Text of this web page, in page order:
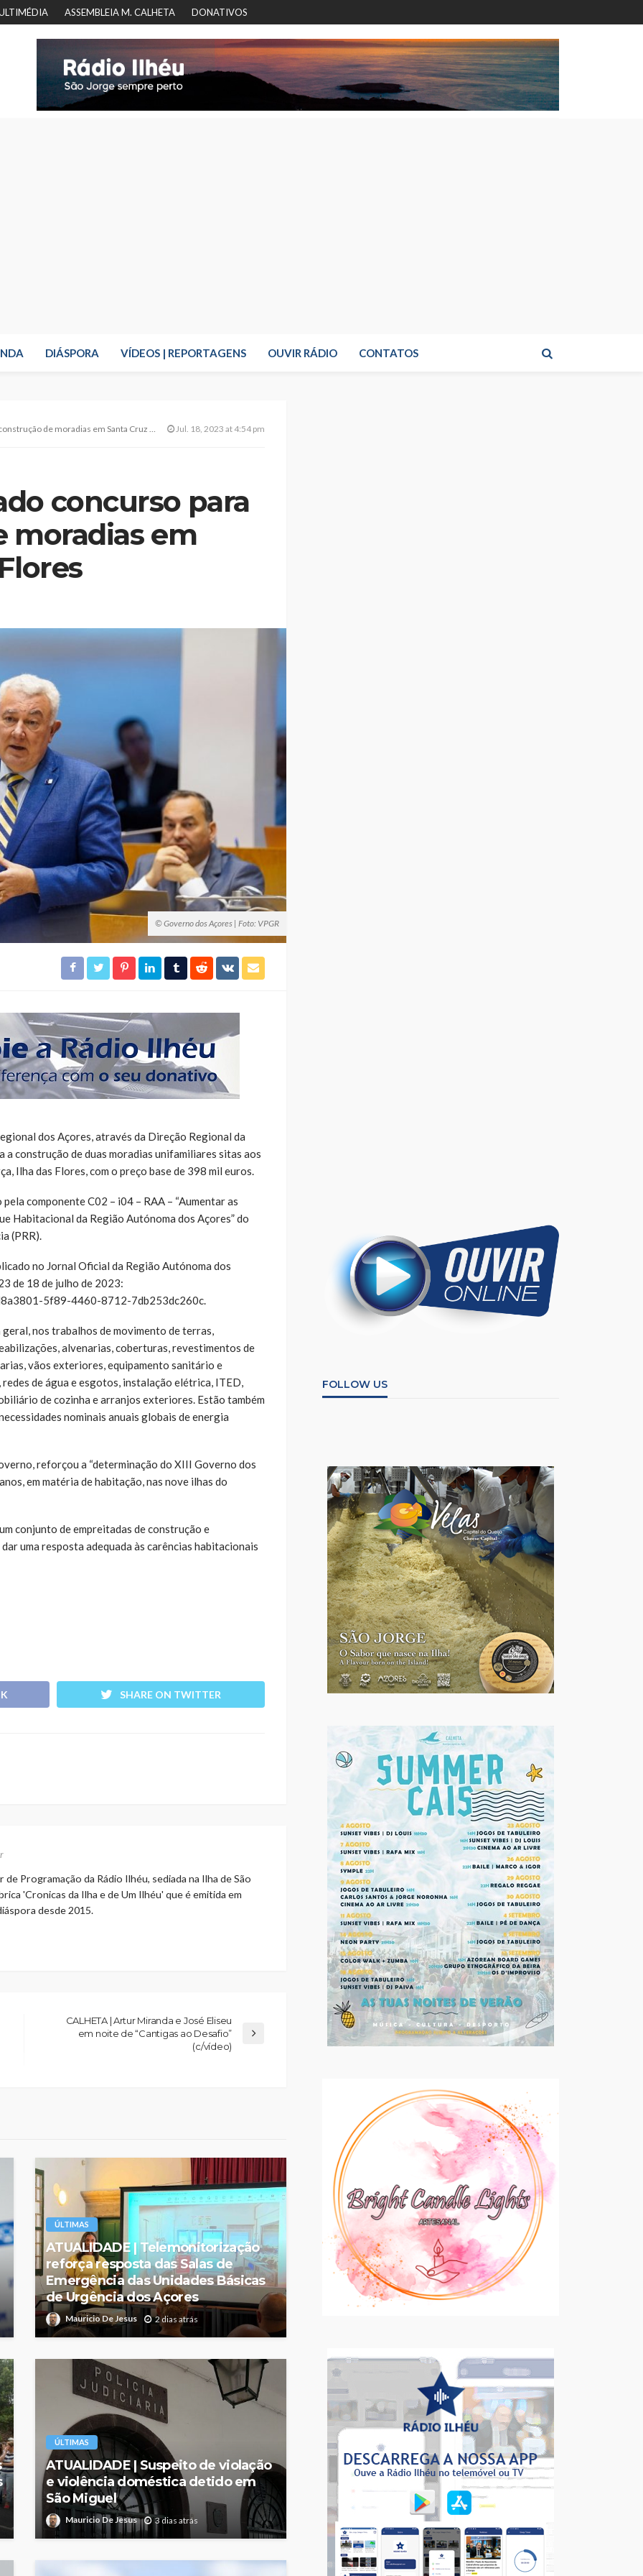
ASSEMBLEIA M. CALHETA DONATIVOS
DIÁSPORA VÍDEOS | REPORTAGENS OUVIR RÁDIO CONTATOS
de moradias em Santa Cruz das Flores Jul. 18, 2023 at 4:54 pm
concurso para
moradias em
© Governo dos Açores | Foto: VPGR
dos Açores, através da Direção Regional da
a construção de duas moradias unifamiliares sitas aos
Ilha das Flores, com o preço base de 398 mil euros.
componente C02 – i04 – RAA – “Aumentar as
Habitacional da Região Autónoma dos Açores” do
(PRR).
no Jornal Oficial da Região Autónoma dos
de 18 de julho de 2023:
5f89-4460-8712-7db253dc260c.
nos trabalhos de movimento de terras,
alvenarias, coberturas, revestimentos de
vãos exteriores, equipamento sanitário e
de água e esgotos, instalação elétrica, ITED,
de cozinha e arranjos exteriores. Estão também
nominais anuais globais de energia
reforçou a “determinação do XIII Governo dos
em matéria de habitação, nas nove ilhas do
conjunto de empreitadas de construção e
uma resposta adequada às carências habitacionais
SHARE ON TWITTER
Programação da Rádio Ilhéu, sediada na Ilha de São
'Cronicas da Ilha e de Um Ilhéu' que é emitida em
desde 2015.
CALHETA | Artur Miranda e José Eliseu
em noite de “Cantigas ao Desafio”
(c/vídeo)
ÚLTIMAS
ATUALIDADE | Telemonitorização
reforça resposta das Salas de
Emergência das Unidades Básicas
de Urgência dos Açores
Mauricio De Jesus 2 dias atrás
ÚLTIMAS
ATUALIDADE | Suspeito de violação
e violência doméstica detido em
São Miguel
Mauricio De Jesus 3 dias atrás
FOLLOW US